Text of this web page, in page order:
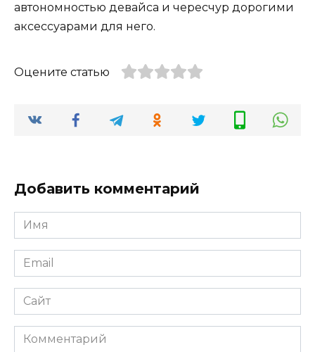
автономностью девайса и чересчур дорогими
аксессуарами для него.
Оцените статью
Добавить комментарий
Имя
Email
Сайт
Комментарий